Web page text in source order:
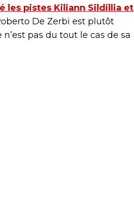
les pistes Kiliann Sildillia et
De Zerbi est plutôt
pas du tout le cas de sa